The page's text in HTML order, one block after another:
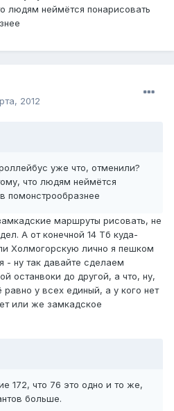
людям неймётся понарисовать
2012
уже что, отменили?
что людям неймётся
помонстрообразнее
маршруты рисовать, не
А от конечной 14 Тб куда-
Холмогорскую лично я пешком
- ну так давайте сделаем
останвоки до другой, а что, ну,
у всех единый, а у кого нет
или же замкадское
172, что 76 это одно и то же,
больше.